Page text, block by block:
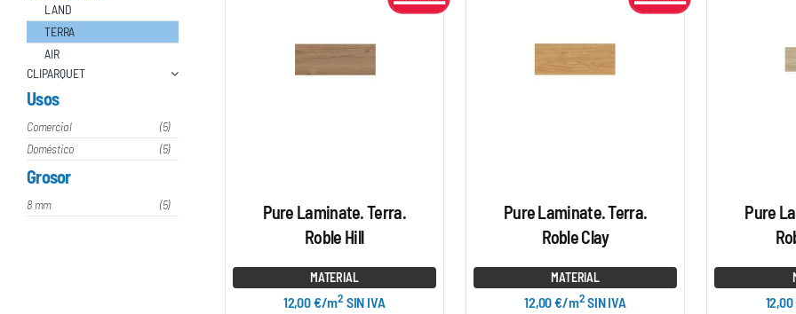
LAND
TERRA
AIR
CLIPARQUET
Usos
Comercial
(5)
Doméstico
(5)
Grosor
8 mm (5)
Pure Laminate. Terra.
Roble Hill
MATERIAL
12,00 €/m2 SIN IVA
Pure Laminate. Terra.
Roble Clay
MATERIAL
12,00 €/m2SIN IVA
Pure